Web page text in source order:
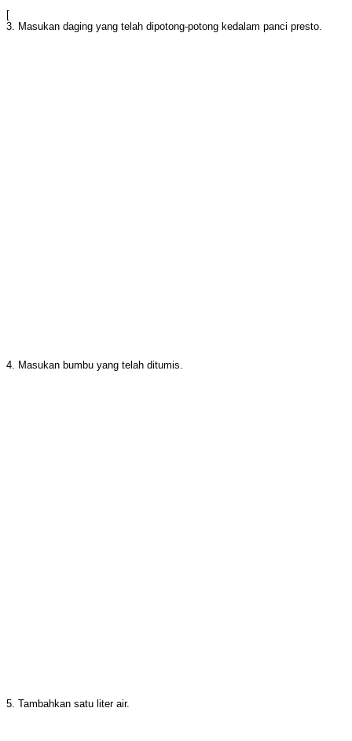
[
3. Masukan daging yang telah dipotong-potong kedalam panci presto.
4. Masukan bumbu yang telah ditumis.
5. Tambahkan satu liter air.